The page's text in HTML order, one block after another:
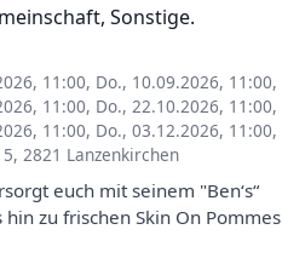
Sonstige.
11:00, Do., 10.09.2026, 11:00,
11:00, Do., 22.10.2026, 11:00,
11:00, Do., 03.12.2026, 11:00,
2821 Lanzenkirchen
euch mit seinem "Ben‘s“
zu frischen Skin On Pommes